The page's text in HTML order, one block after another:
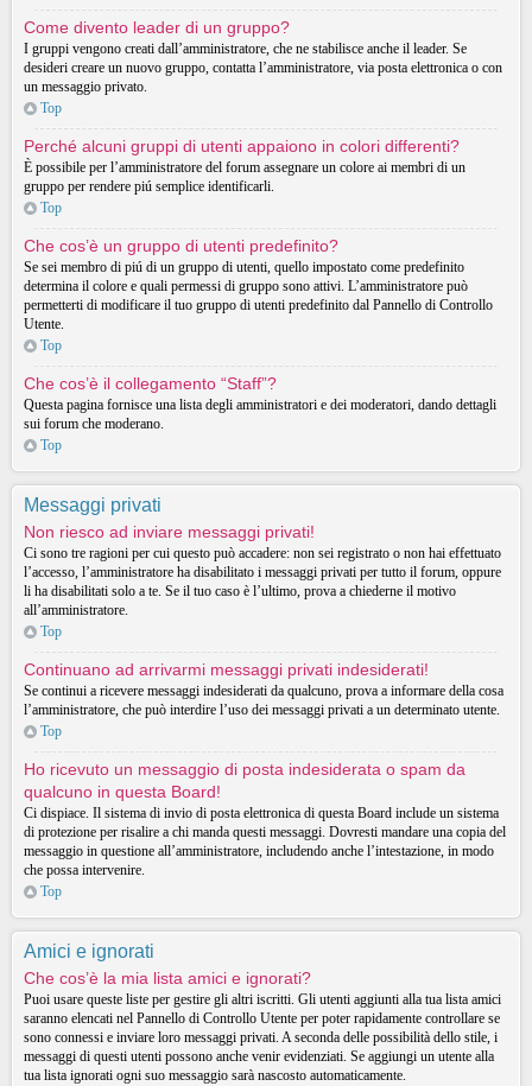
Come divento leader di un gruppo?
I gruppi vengono creati dall’amministratore, che ne stabilisce anche il leader. Se
desideri creare un nuovo gruppo, contatta l’amministratore, via posta elettronica o con
un messaggio privato.
Top
Perché alcuni gruppi di utenti appaiono in colori differenti?
È possibile per l’amministratore del forum assegnare un colore ai membri di un
gruppo per rendere piú semplice identificarli.
Top
Che cos’è un gruppo di utenti predefinito?
Se sei membro di piú di un gruppo di utenti, quello impostato come predefinito
determina il colore e quali permessi di gruppo sono attivi. L’amministratore può
permetterti di modificare il tuo gruppo di utenti predefinito dal Pannello di Controllo
Utente.
Top
Che cos’è il collegamento “Staff”?
Questa pagina fornisce una lista degli amministratori e dei moderatori, dando dettagli
sui forum che moderano.
Top
Messaggi privati
Non riesco ad inviare messaggi privati!
Ci sono tre ragioni per cui questo può accadere: non sei registrato o non hai effettuato
l’accesso, l’amministratore ha disabilitato i messaggi privati per tutto il forum, oppure
li ha disabilitati solo a te. Se il tuo caso è l’ultimo, prova a chiederne il motivo
all’amministratore.
Top
Continuano ad arrivarmi messaggi privati indesiderati!
Se continui a ricevere messaggi indesiderati da qualcuno, prova a informare della cosa
l’amministratore, che può interdire l’uso dei messaggi privati a un determinato utente.
Top
Ho ricevuto un messaggio di posta indesiderata o spam da
qualcuno in questa Board!
Ci dispiace. Il sistema di invio di posta elettronica di questa Board include un sistema
di protezione per risalire a chi manda questi messaggi. Dovresti mandare una copia del
messaggio in questione all’amministratore, includendo anche l’intestazione, in modo
che possa intervenire.
Top
Amici e ignorati
Che cos’è la mia lista amici e ignorati?
Puoi usare queste liste per gestire gli altri iscritti. Gli utenti aggiunti alla tua lista amici
saranno elencati nel Pannello di Controllo Utente per poter rapidamente controllare se
sono connessi e inviare loro messaggi privati. A seconda delle possibilità dello stile, i
messaggi di questi utenti possono anche venir evidenziati. Se aggiungi un utente alla
tua lista ignorati ogni suo messaggio sarà nascosto automaticamente.